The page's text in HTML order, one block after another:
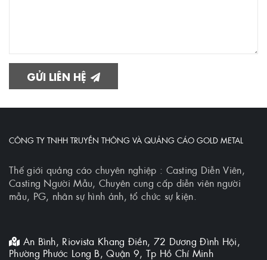
GỬI LIÊN HỆ
CÔNG TY TNHH TRUYỀN THÔNG VÀ QUẢNG CÁO GOLD METAL
Thế giới quảng cáo chuyên nghiệp : Casting Diễn Viên,
Casting Người Mẫu, Chuyên cung cấp diễn viên người
mẫu, PG, nhân sự hình ảnh, tổ chức sự kiện.
An Bình, Riovista Khang Điền, 72 Dương Đình Hội,
Phường Phước Long B, Quận 9, Tp Hồ Chí Minh